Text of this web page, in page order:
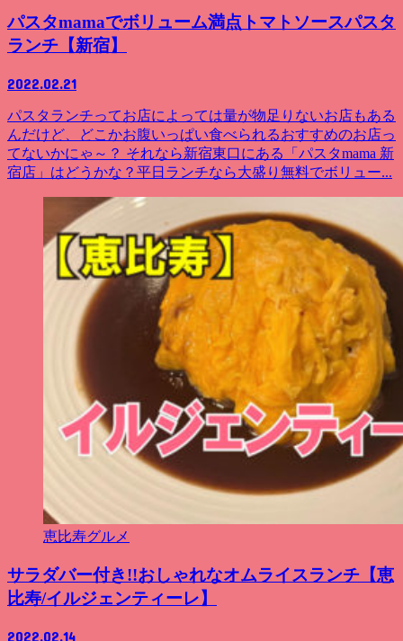
パスタmamaでボリューム満点トマトソースパスタ
ランチ【新宿】
2022.02.21
パスタランチってお店によっては量が物足りないお店もある
んだけど、どこかお腹いっぱい食べられるおすすめのお店っ
てないかにゃ～？ それなら新宿東口にある「パスタmama 新
宿店」はどうかな？平日ランチなら大盛り無料でボリュー...
恵比寿グルメ
サラダバー付き!!おしゃれなオムライスランチ【恵
比寿/イルジェンティーレ】
2022.02.14